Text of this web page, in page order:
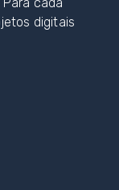
digitais